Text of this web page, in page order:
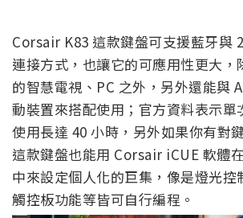
Corsair K83 這款鍵盤可支援藍牙與
連接方式，也讓它的可應用性更大，
的智慧電視、PC 之外，另外還能與
動裝置來搭配使用；官方資料表示單
使用長達 40 小時，另外如果你有對
這款鍵盤也能用 Corsair iCUE 軟體
中來設定個人化的巨集，像是燈光控
觸控板功能等皆可自行編程。